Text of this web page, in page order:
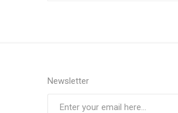
Newsletter